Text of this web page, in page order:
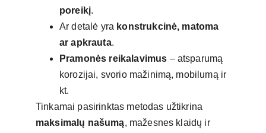
poreikį.
Ar detalė yra konstrukcinė, matoma
ar apkrauta.
Pramonės reikalavimus – atsparumą
korozijai, svorio mažinimą, mobilumą ir
kt.
Tinkamai pasirinktas metodas užtikrina
maksimalų našumą, mažesnes klaidų ir